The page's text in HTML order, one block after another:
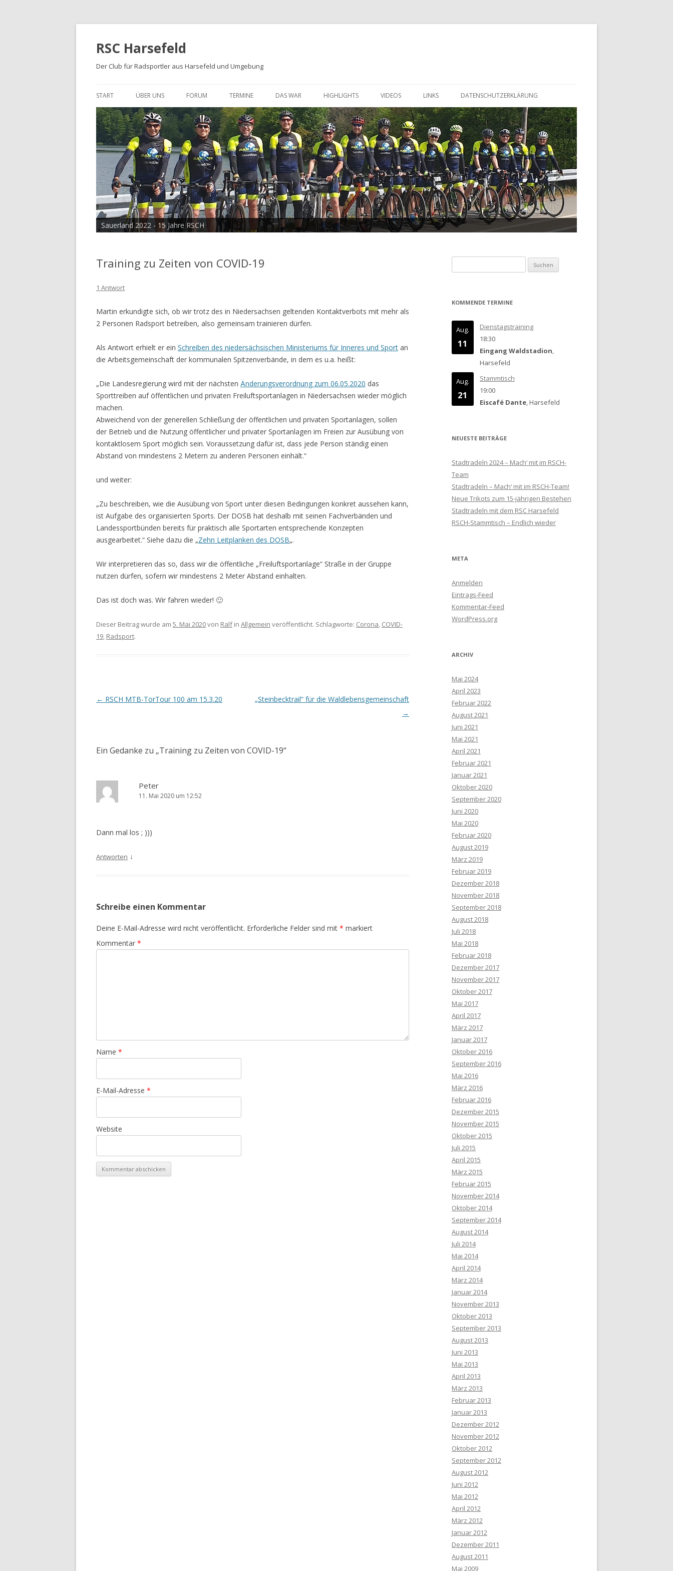
RSC Harsefeld
Der Club für Radsportler aus Harsefeld und Umgebung
Inhalt
START ÜBER UNS
ÜBER UNS
UNSERE STRECKEN
FOTOALBEN
PRESSE
TRIKOTS
IMPRESSUM
FORUM TERMINE DAS WAR HIGHLIGHTS VIDEOS LINKS DATENSCHUTZERKLÄRUNG
Sauerland 2022 - 15 Jahre RSCH
Training zu Zeiten von COVID-19
1 Antwort
Martin erkundigte sich, ob wir trotz des in Niedersachsen geltenden Kontaktverbots mit mehr als
2 Personen Radsport betreiben, also gemeinsam trainieren dürfen.
Als Antwort erhielt er ein Schreiben des niedersächsischen Ministeriums für Inneres und Sport an
die Arbeitsgemeinschaft der kommunalen Spitzenverbände, in dem es u.a. heißt:
„Die Landesregierung wird mit der nächsten Änderungsverordnung zum 06.05.2020 das
Sporttreiben auf öffentlichen und privaten Freiluftsportanlagen in Niedersachsen wieder möglich
machen.
Abweichend von der generellen Schließung der öffentlichen und privaten Sportanlagen, sollen
der Betrieb und die Nutzung öffentlicher und privater Sportanlagen im Freien zur Ausübung von
kontaktlosem Sport möglich sein. Voraussetzung dafür ist, dass jede Person ständig einen
Abstand von mindestens 2 Metern zu anderen Personen einhält.“
und weiter:
„Zu beschreiben, wie die Ausübung von Sport unter diesen Bedingungen konkret aussehen kann,
ist Aufgabe des organisierten Sports. Der DOSB hat deshalb mit seinen Fachverbänden und
Landessportbünden bereits für praktisch alle Sportarten entsprechende Konzepten
ausgearbeitet.“ Siehe dazu die „Zehn Leitplanken des DOSB„.
Wir interpretieren das so, dass wir die öffentliche „Freiluftsportanlage“ Straße in der Gruppe
nutzen dürfen, sofern wir mindestens 2 Meter Abstand einhalten.
Das ist doch was. Wir fahren wieder! 🙂
Dieser Beitrag wurde am 5. Mai 2020von Ralfin Allgemein veröffentlicht. Schlagworte: Corona, COVID-
19, Radsport.
Beitrags-
← RSCH MTB-TorTour 100 am 15.3.20
„Steinbecktrail“ für die Waldlebensgemeinschaft
→
Ein Gedanke zu „Training zu Zeiten von COVID-19“
Peter
11. Mai 2020 um 12:52
Dann mal los ; )))
Antworten ↓
Schreibe einen Kommentar
Deine E-Mail-Adresse wird nicht veröffentlicht. Erforderliche Felder sind mit * markiert
Kommentar *
Name *
E-Mail-Adresse *
Website
nach:
KOMMENDE TERMINE
Aug.
11
Dienstagstraining
18:30
Eingang Waldstadion,
Harsefeld
Aug.
21
Stammtisch
19:00
Eiscafé Dante, Harsefeld
NEUESTE BEITRÄGE
Stadtradeln 2024 – Mach‘ mit im RSCH-
Team
Stadtradeln – Mach‘ mit im RSCH-Team!
Neue Trikots zum 15-jährigen Bestehen
Stadtradeln mit dem RSC Harsefeld
RSCH-Stammtisch – Endlich wieder
META
Anmelden
Eintrags-Feed
Kommentar-Feed
WordPress.org
ARCHIV
Mai 2024
April 2023
Februar 2022
August 2021
Juni 2021
Mai 2021
April 2021
Februar 2021
Januar 2021
Oktober 2020
September 2020
Juni 2020
Mai 2020
Februar 2020
August 2019
März 2019
Februar 2019
Dezember 2018
November 2018
September 2018
August 2018
Juli 2018
Mai 2018
Februar 2018
Dezember 2017
November 2017
Oktober 2017
Mai 2017
April 2017
März 2017
Januar 2017
Oktober 2016
September 2016
Mai 2016
März 2016
Februar 2016
Dezember 2015
November 2015
Oktober 2015
Juli 2015
April 2015
März 2015
Februar 2015
November 2014
Oktober 2014
September 2014
August 2014
Juli 2014
Mai 2014
April 2014
März 2014
Januar 2014
November 2013
Oktober 2013
September 2013
August 2013
Juni 2013
Mai 2013
April 2013
März 2013
Februar 2013
Januar 2013
Dezember 2012
November 2012
Oktober 2012
September 2012
August 2012
Juni 2012
Mai 2012
April 2012
März 2012
Januar 2012
Dezember 2011
August 2011
Mai 2009